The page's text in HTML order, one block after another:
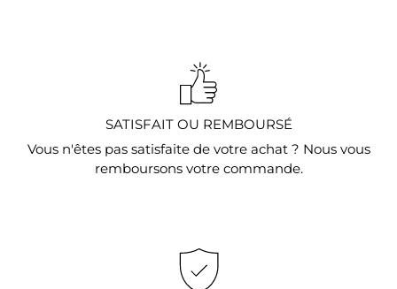
SATISFAIT OU REMBOURSÉ
Vous n'êtes pas satisfaite de votre achat ? Nous vous
remboursons votre commande.